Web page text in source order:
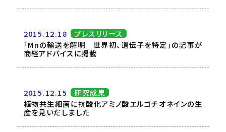
2015.12.18
プレスリリース
「Mnの輸送を解明 世界初、遺伝子を特定」の記事が
商経アドバイスに掲載
2015.12.15
研究成果
植物共生細菌に抗酸化アミノ酸エルゴチオネインの生
産を見いだしました